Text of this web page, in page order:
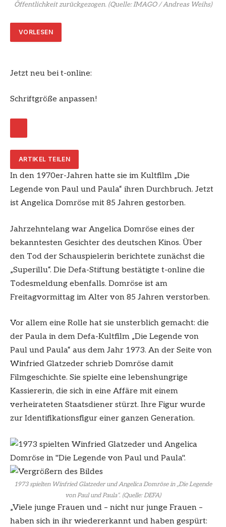
Öffentlichkeit zurückgezogen.(Quelle: IMAGO / Andreas Weihs)
VORLESEN
Jetzt neu bei t-online:
Schriftgröße anpassen!
ARTIKEL TEILEN
In den 1970er-Jahren hatte sie im Kultfilm „Die
Legende von Paul und Paula“ ihren Durchbruch. Jetzt
ist Angelica Domröse mit 85 Jahren gestorben.
Jahrzehntelang war Angelica Domröse eines der
bekanntesten Gesichter des deutschen Kinos. Über
den Tod der Schauspielerin berichtete zunächst die
„Superillu“. Die Defa-Stiftung bestätigte t-online die
Todesmeldung ebenfalls. Domröse ist am
Freitagvormittag im Alter von 85 Jahren verstorben.
Vor allem eine Rolle hat sie unsterblich gemacht: die
der Paula in dem Defa-Kultfilm „Die Legende von
Paul und Paula“ aus dem Jahr 1973. An der Seite von
Winfried Glatzeder schrieb Domröse damit
Filmgeschichte. Sie spielte eine lebenshungrige
Kassiererin, die sich in eine Affäre mit einem
verheirateten Staatsdiener stürzt. Ihre Figur wurde
zur Identifikationsfigur einer ganzen Generation.
1973 spielten Winfried Glatzeder und Angelica Domröse in „Die Legende
von Paul und Paula“. (Quelle: DEFA)
„Viele junge Frauen und – nicht nur junge Frauen –
haben sich in ihr wiedererkannt und haben gespürt: